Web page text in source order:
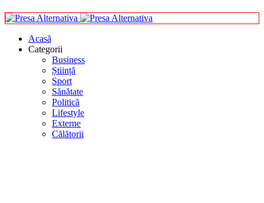
Acasă
Categorii
Business
Știință
Sport
Sănătate
Politică
Lifestyle
Externe
Călătorii